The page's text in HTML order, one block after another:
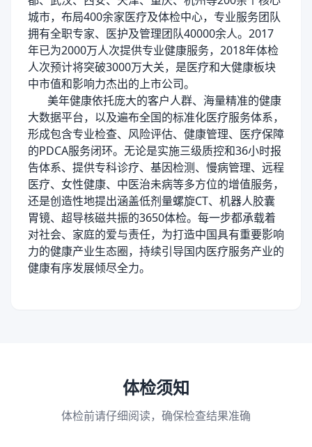
城市，布局400余家医疗及体检中心，专业服务团队
拥有全职专家、医护及管理团队40000余人。2017
年已为2000万人次提供专业健康服务，2018年体检
人次预计将突破3000万大关，是医疗和大健康板块
中市值和影响力杰出的上市公司。
美年健康依托庞大的客户人群、海量精准的健康
大数据平台，以及遍布全国的标准化医疗服务体系，
形成包含专业检查、风险评估、健康管理、医疗保障
的PDCA服务闭环。无论是实施三级质控和36小时报
告体系、提供专科诊疗、基因检测、慢病管理、远程
医疗、女性健康、中医治未病等多方位的增值服务，
还是创造性地提出涵盖低剂量螺旋CT、机器人胶囊
胃镜、超导核磁共振的3650体检。每一步都承载着
对社会、家庭的爱与责任，为打造中国具有重要影响
力的健康产业生态圈，持续引导国内医疗服务产业的
健康有序发展倾尽全力。
体检须知
体检前请仔细阅读，确保检查结果准确